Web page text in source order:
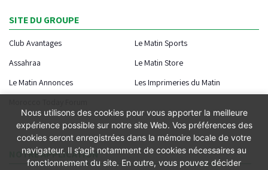
SITE DU GROUPE
Club Avantages
Le Matin Sports
Assahraa
Le Matin Store
Le Matin Annonces
Les Imprimeries du Matin
NOTRE APPLICATION
Nous utilisons des cookies pour vous apporter la meilleure
expérience possible sur notre site Web. Vos préférences des
cookies seront enregistrées dans la mémoire locale de votre
navigateur. Il s’agit notamment de cookies nécessaires au
fonctionnement du site. En outre, vous pouvez décider